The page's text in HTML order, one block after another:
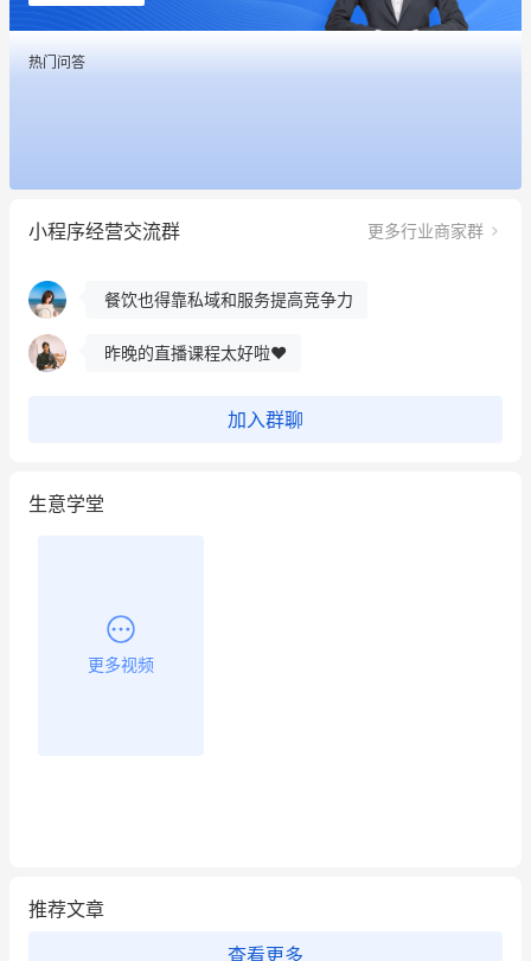
热门问答
小程序经营交流群 更多行业商家群
餐饮也得靠私域和服务提高竞争力
这个营销策划案例推荐大家看一下
用有赞就能在微信、小红书同时经营了
餐饮也得靠私域和服务提高竞争力
昨晚的直播课程太好啦❤️
加入群聊
生意学堂
更多视频
推荐文章
查看更多